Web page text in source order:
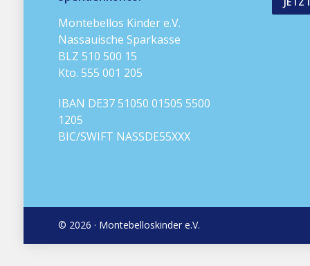
Montebellos Kinder e.V.
Nassauische Sparkasse
BLZ 510 500 15
Kto. 555 001 205
IBAN DE37 51050 01505 5500
1205
BIC/SWIFT NASSDE55XXX
© 2026 · Montebelloskinder e.V.